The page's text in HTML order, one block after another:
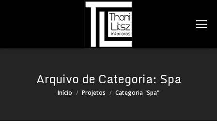
Arquivo de Categoria: Spa
Você está aqui:
Início Projetos Categoria "Spa"